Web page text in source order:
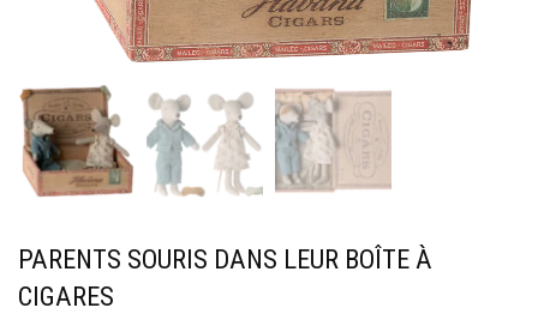
PARENTS SOURIS DANS LEUR BOÎTE À
CIGARES